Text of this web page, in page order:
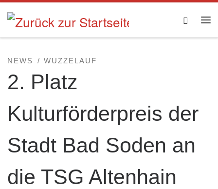
Zum Inhalt springen Search
NEWS WUZZELAUF
2. Platz
Kulturförderpreis der
Stadt Bad Soden an
die TSG Altenhain